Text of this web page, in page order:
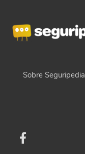
Sobre Seguripedia